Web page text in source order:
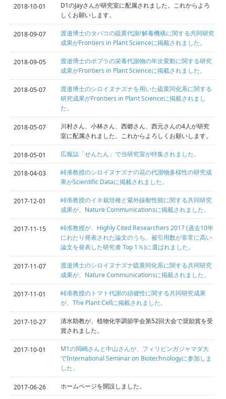
2018-10-01
D1のJayさんが研究室に配属されました。これからよろ
しくお願いします。
2018-09-07
渡邉博士のタバコの硫黄代謝/解毒機構に関する共同研究
成果がFrontiers in Plant Scienceに掲載されました。
2018-09-05
渡邉博士のポプラの栄養代謝物の年次変動に関する研究
成果がFrontiers in Plant Scienceに掲載されました。
2018-05-07
渡邉博士のシロイヌナズナを用いた硫黄同化系に関する
研究成果がFrontiers in Plant Scienceに掲載されまし
た。
2018-05-07
川村さん、小林さん、西郷さん、西元さんの4人が研究
室に配属されました。これからよろしくお願いします。
2018-05-01 広報誌「せんたん」で当研究室が特集されました。
2018-04-03
峠准教授のシロイヌナズナの花の代謝物多様性の研究成
果がScientific Dataに掲載されました。
2017-12-01
峠准教授のイネ栽培種と紫外線耐性能に関する共同研究
成果が、Nature Communicationsに掲載されました。
2017-11-15
峠准教授が、Highly Cited Researchers 2017 (過去10年
にわたり発表された論文のうち、被引用数が非常に高い
論文を発表した研究者 Top 1％)に選ばれました。
2017-11-07
渡邉博士のシロイヌナズナ硫黄同化系に関する共同研究
成果が、Nature Communicationsに掲載されました。
2017-11-01
峠准教授のトマト代謝の頑健性に関する共同研究成果
が、The Plant Cellに掲載されました。
2017-10-27
清水助教が、植物化学調節学会第52回大会で奨励賞を受
賞されました。
2017-10-01
M1の岡嶋さんと中山さんが、フィリピンガジャマダ大
でInternational Seminar on Biotechnologyに参加しま
した。
2017-06-26 ホームページを開設しました。